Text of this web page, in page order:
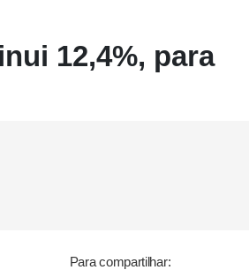
12,4%, para
Para compartilhar: